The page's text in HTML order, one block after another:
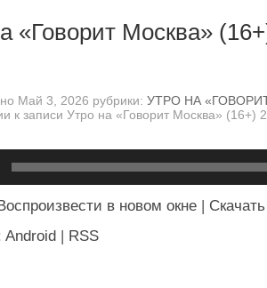
«Говорит Москва»
Май 3, 2026 рубрики: УТРО НА
к записи Утро на «Говорит Москва» (16+)
в новом окне | Скачать
Android | RSS